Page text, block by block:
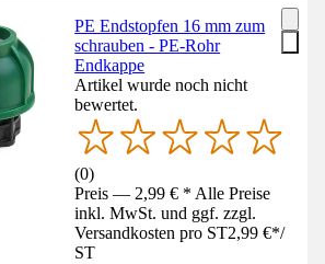
PE Endstopfen 16 mm zum
schrauben - PE-Rohr
Endkappe
Artikel wurde noch nicht
bewertet.
(0)
Preis — 2,99 € * Alle Preise
inkl. MwSt. und ggf. zzgl.
Versandkosten pro ST2,99 €*/
ST